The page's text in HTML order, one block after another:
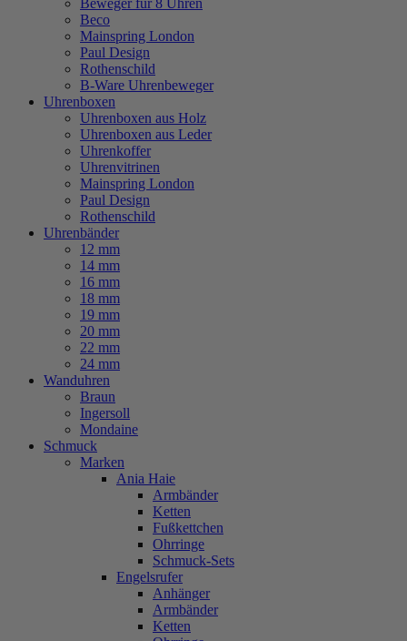
Beweger für 8 Uhren
Beco
Mainspring London
Paul Design
Rothenschild
B-Ware Uhrenbeweger
Uhrenboxen
Uhrenboxen aus Holz
Uhrenboxen aus Leder
Uhrenkoffer
Uhrenvitrinen
Mainspring London
Paul Design
Rothenschild
Uhrenbänder
12 mm
14 mm
16 mm
18 mm
19 mm
20 mm
22 mm
24 mm
Wanduhren
Braun
Ingersoll
Mondaine
Schmuck
Marken
Ania Haie
Armbänder
Ketten
Fußkettchen
Ohrringe
Schmuck-Sets
Engelsrufer
Anhänger
Armbänder
Ketten